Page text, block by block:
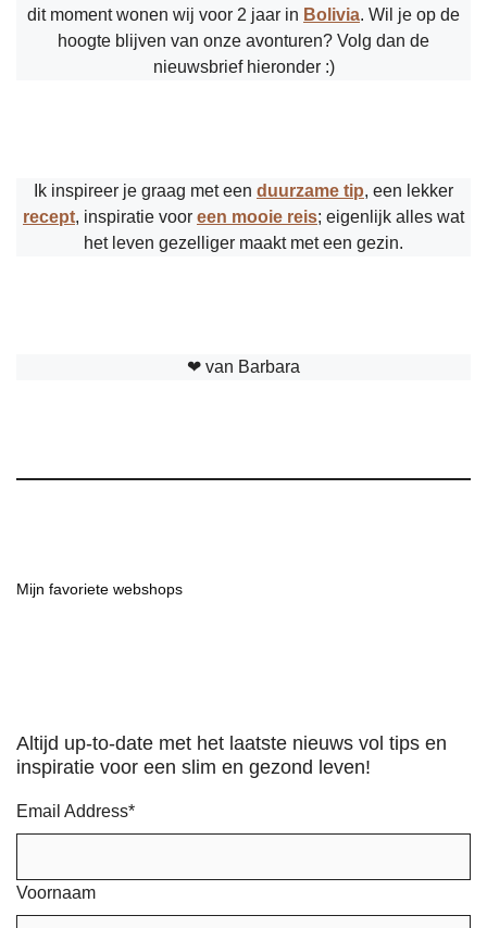
dit moment wonen wij voor 2 jaar in Bolivia. Wil je op de
hoogte blijven van onze avonturen? Volg dan de
nieuwsbrief hieronder :)
Ik inspireer je graag met een duurzame tip, een lekker
recept, inspiratie voor een mooie reis; eigenlijk alles wat
het leven gezelliger maakt met een gezin.
❤︎ van Barbara
Mijn favoriete webshops
Altijd up-to-date met het laatste nieuws vol tips en
inspiratie voor een slim en gezond leven!
Email Address*
Voornaam